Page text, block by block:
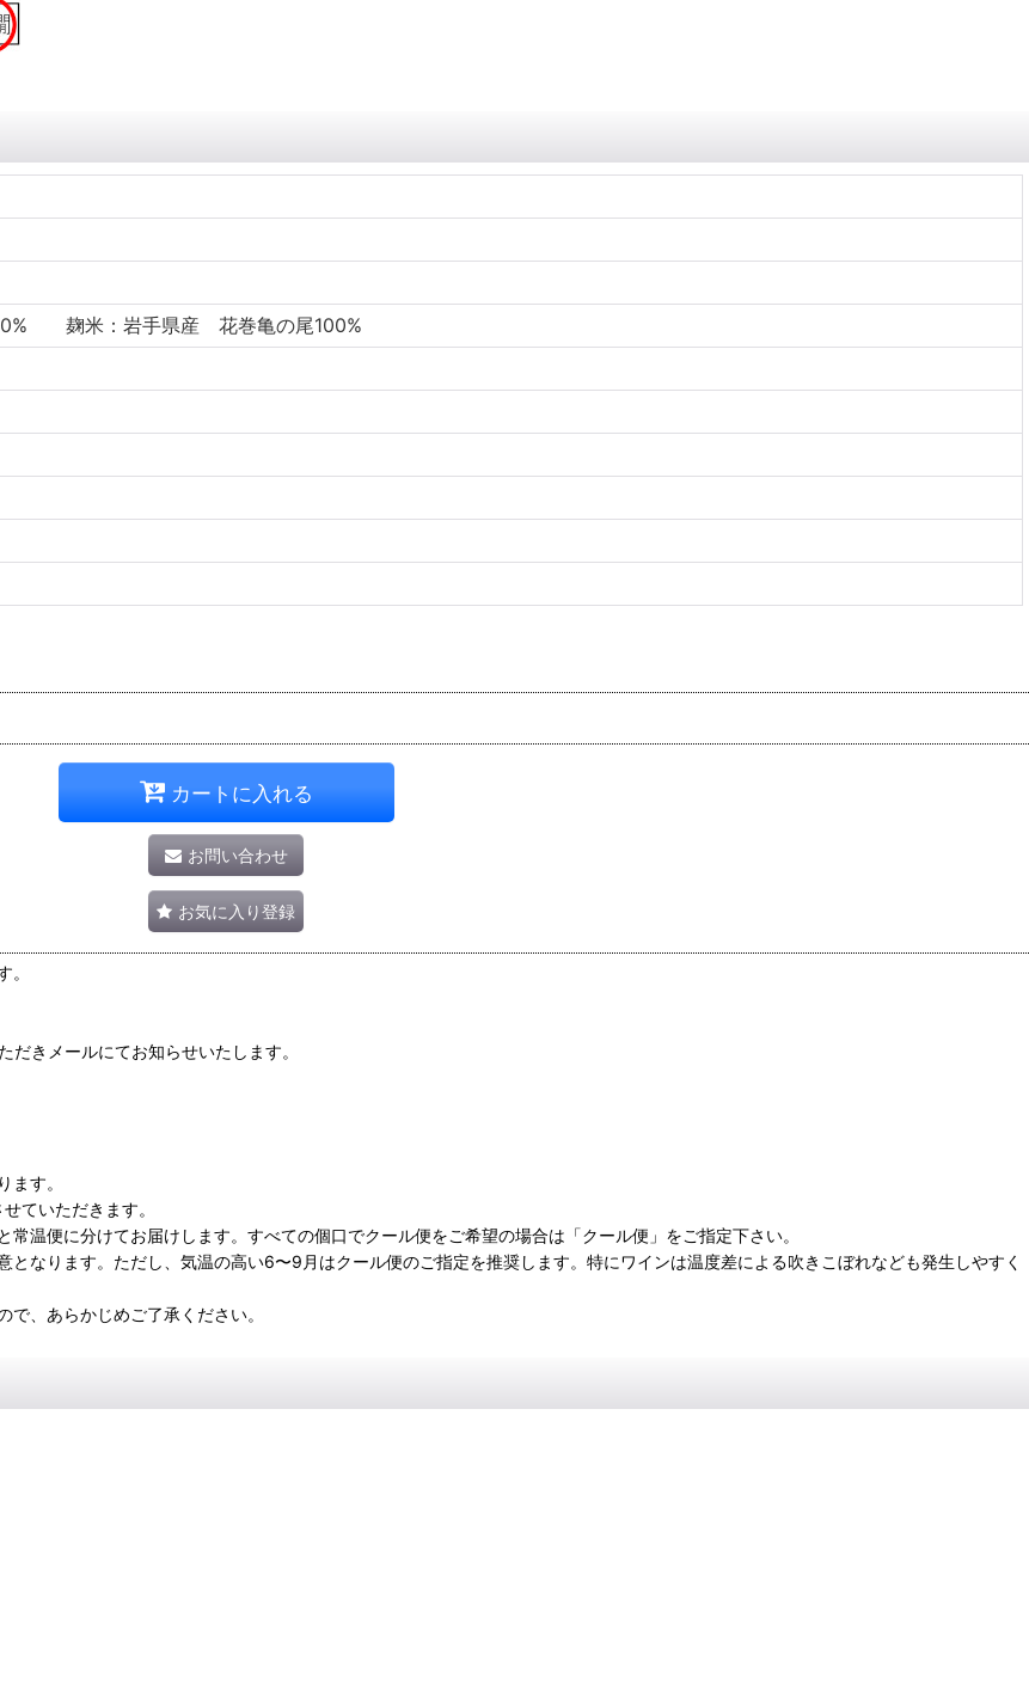
麹米：岩手県産 花巻亀の尾100%
カートに入れる
お問い合わせ
お気に入り登録
きメールにてお知らせいたします。
す。
ていただきます。
温便に分けてお届けします。すべての個口でクール便をご希望の場合は「クール便」をご指定下さい。
なります。ただし、気温の高い6〜9月はクール便のご指定を推奨します。特にワインは温度差による吹きこぼれなども発生しやすく
、あらかじめご了承ください。